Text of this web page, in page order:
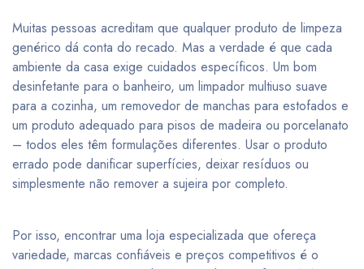
Muitas pessoas acreditam que qualquer produto de limpeza
genérico dá conta do recado. Mas a verdade é que cada
ambiente da casa exige cuidados específicos. Um bom
desinfetante para o banheiro, um limpador multiuso suave
para a cozinha, um removedor de manchas para estofados e
um produto adequado para pisos de madeira ou porcelanato
– todos eles têm formulações diferentes. Usar o produto
errado pode danificar superfícies, deixar resíduos ou
simplesmente não remover a sujeira por completo.
Por isso, encontrar uma loja especializada que ofereça
variedade, marcas confiáveis e preços competitivos é o